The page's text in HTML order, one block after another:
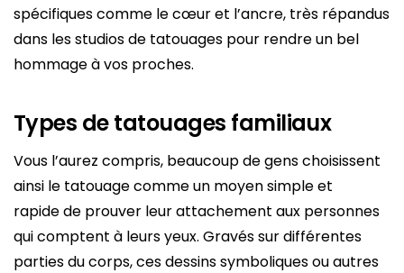
spécifiques comme le cœur et l’ancre, très répandus
dans les studios de tatouages pour rendre un bel
hommage à vos proches.
Types de tatouages familiaux
Vous l’aurez compris, beaucoup de gens choisissent
ainsi le tatouage comme un moyen simple et
rapide de prouver leur attachement aux personnes
qui comptent à leurs yeux. Gravés sur différentes
parties du corps, ces dessins symboliques ou autres